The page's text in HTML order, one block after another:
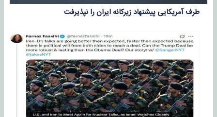
طرف آمریکایی پیشنهاد زیرکانه ایران را نپذیرفت